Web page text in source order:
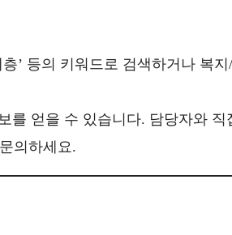
층’ 등의 키워드로 검색하거나 복지/
를 얻을 수 있습니다. 담당자와 직
의하세요.